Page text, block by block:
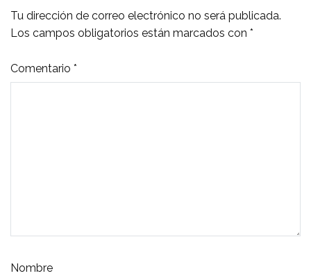
Tu dirección de correo electrónico no será publicada.
Los campos obligatorios están marcados con *
Comentario *
Nombre